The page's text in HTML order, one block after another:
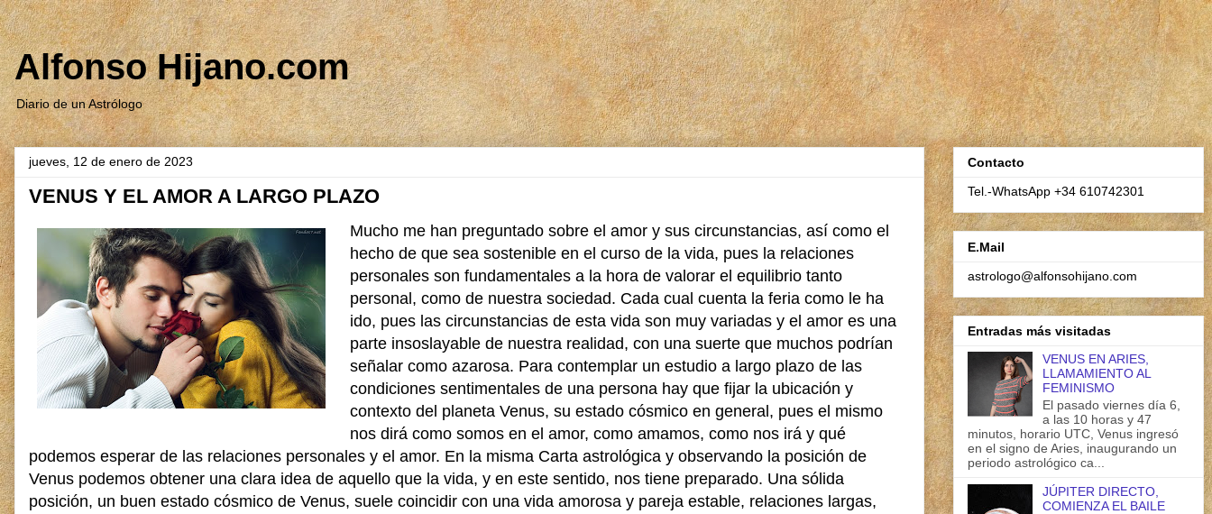
Alfonso Hijano.com
Diario de un Astrólogo
jueves, 12 de enero de 2023
VENUS Y EL AMOR A LARGO PLAZO
Mucho me han preguntado sobre el amor y sus circunstancias, así como el
hecho de que sea sostenible en el curso de la vida, pues la relaciones
personales son fundamentales a la hora de valorar el equilibrio tanto
personal, como de nuestra sociedad. Cada cual cuenta la feria como le ha
ido, pues las circunstancias de esta vida son muy variadas y el amor es una
parte insoslayable de nuestra realidad, con una suerte que muchos podrían
señalar como azarosa. Para contemplar un estudio a largo plazo de las
condiciones sentimentales de una persona hay que fijar la ubicación y
contexto del planeta Venus, su estado cósmico en general, pues el mismo
nos dirá como somos en el amor, como amamos, como nos irá y qué
podemos esperar de las relaciones personales y el amor. En la misma Carta astrológica y observando la posición de
Venus podemos obtener una clara idea de aquello que la vida, y en este sentido, nos tiene preparado. Una sólida
posición, un buen estado cósmico de Venus, suele coincidir con una vida amorosa y pareja estable, relaciones largas,
Contacto
Tel.-WhatsApp +34 610742301
E.Mail
astrologo@alfonsohijano.com
Entradas más visitadas
VENUS EN ARIES,
LLAMAMIENTO AL
FEMINISMO
El pasado viernes día 6,
a las 10 horas y 47
minutos, horario UTC, Venus ingresó
en el signo de Aries, inaugurando un
periodo astrológico ca...
JÚPITER DIRECTO,
COMIENZA EL BAILE